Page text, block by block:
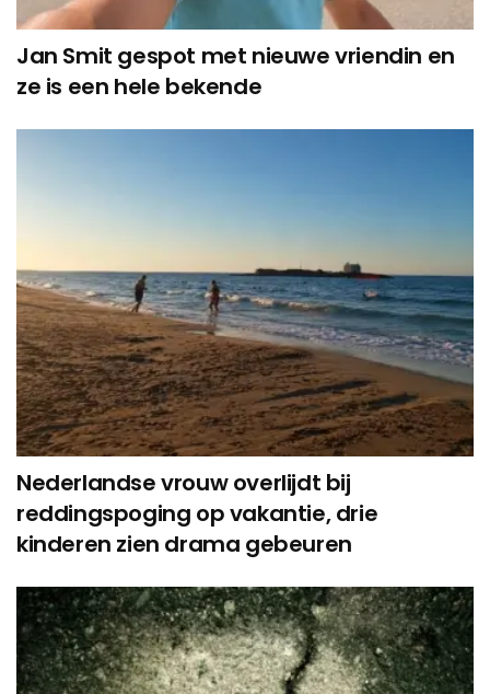
Jan Smit gespot met nieuwe vriendin en
ze is een hele bekende
Nederlandse vrouw overlijdt bij
reddingspoging op vakantie, drie
kinderen zien drama gebeuren